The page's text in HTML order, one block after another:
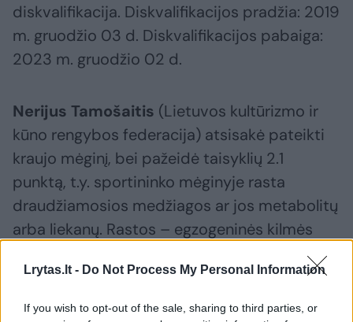
Lrytas.lt - Do Not Process My Personal Information
If you wish to opt-out of the sale, sharing to third parties, or
diskvalifikacija. Diskvalifikacijos pradžia: 2019
m. gruodžio 03 d. Diskvalifikacijos pabaiga:
2023 m. gruodžio 02 d.
Nerijus Tamošaitis (Lietuvos kultūrizmo ir
kūno rengybos federacija) atsisakė pateikti
kraujo mėginį, bei pažeidė taisyklių 2.1
punktą, t.y. sportininko mėginyje rasta
draudžiamosios medžiagos ar jos metabolitų
arba liekanų. Rastos – egzogeninės kilmės
medžiagos. Skirta sankcija:4 metų
diskvalifikacija. Diskvalifikacijos pradžia: 2019